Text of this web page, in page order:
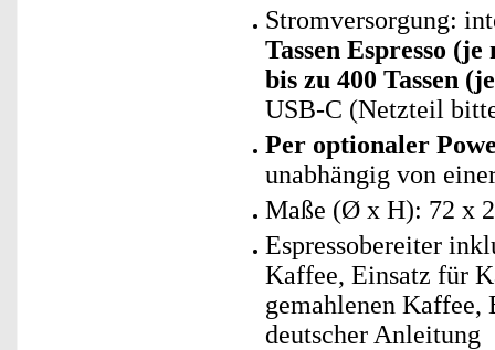
Stromversorgung:
Tassen Espresso
bis zu 400 Tassen
USB-C (Netzteil
Per optionaler
unabhängig von
Maße (Ø x H): 72 x
Espressobereiter
Kaffee, Einsatz für
gemahlenen
deutscher Anleitung